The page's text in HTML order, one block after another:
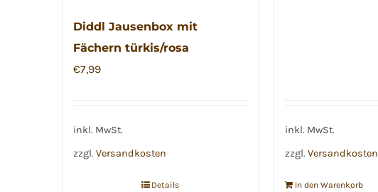
Diddl Jausenbox mit
Fächern türkis/rosa
€7,99
inkl. MwSt.
zzgl. Versandkosten
Details
inkl. MwSt.
zzgl. Versandkosten
In den Warenkorb